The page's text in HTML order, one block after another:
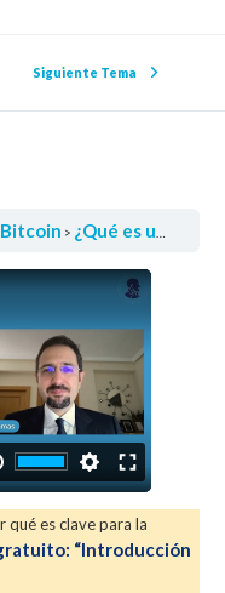
Siguiente Tema
¿Qué es una Altcoin en el mundo cripto?
es clave para la
“Introducción